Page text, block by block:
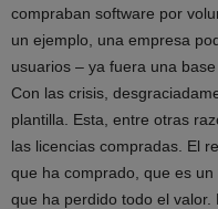
compraban software por
un ejemplo, una empresa
usuarios – ya fuera una
Con las crisis,
plantilla. Esta, entre otras
las licencias compradas. El
que ha comprado, que es
que ha perdido todo el